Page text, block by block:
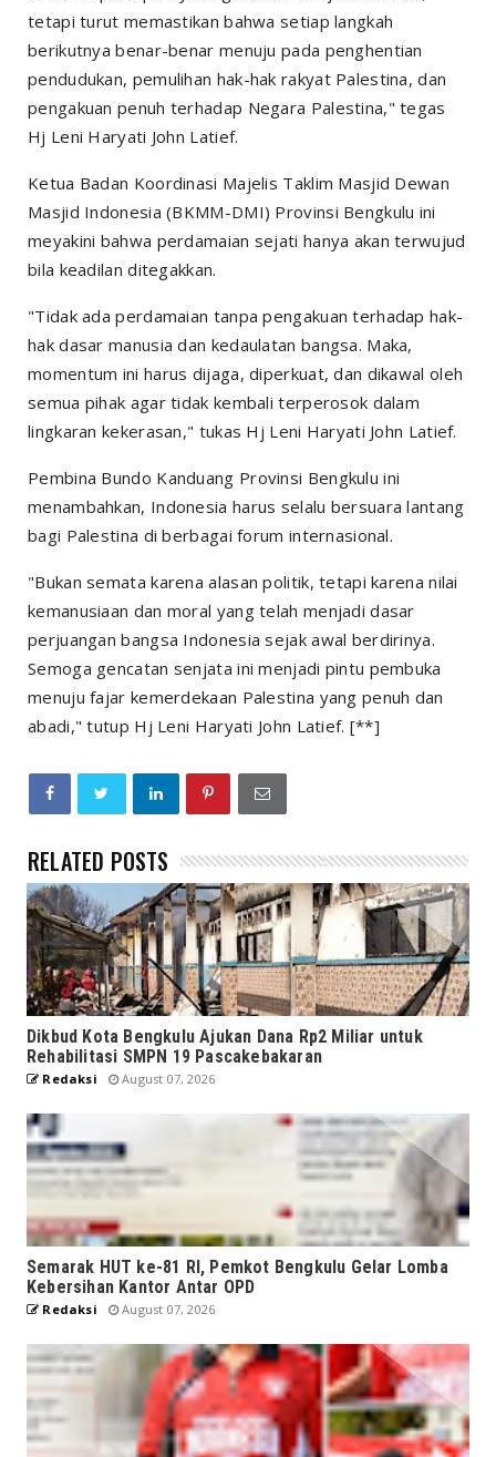
tetapi turut memastikan bahwa setiap langkah
berikutnya benar-benar menuju pada penghentian
pendudukan, pemulihan hak-hak rakyat Palestina, dan
pengakuan penuh terhadap Negara Palestina," tegas
Hj Leni Haryati John Latief.
Ketua Badan Koordinasi Majelis Taklim Masjid Dewan
Masjid Indonesia (BKMM-DMI) Provinsi Bengkulu ini
meyakini bahwa perdamaian sejati hanya akan terwujud
bila keadilan ditegakkan.
"Tidak ada perdamaian tanpa pengakuan terhadap hak-
hak dasar manusia dan kedaulatan bangsa. Maka,
momentum ini harus dijaga, diperkuat, dan dikawal oleh
semua pihak agar tidak kembali terperosok dalam
lingkaran kekerasan," tukas Hj Leni Haryati John Latief.
Pembina Bundo Kanduang Provinsi Bengkulu ini
menambahkan, Indonesia harus selalu bersuara lantang
bagi Palestina di berbagai forum internasional.
"Bukan semata karena alasan politik, tetapi karena nilai
kemanusiaan dan moral yang telah menjadi dasar
perjuangan bangsa Indonesia sejak awal berdirinya.
Semoga gencatan senjata ini menjadi pintu pembuka
menuju fajar kemerdekaan Palestina yang penuh dan
abadi," tutup Hj Leni Haryati John Latief. [**]
RELATED POSTS
Dikbud Kota Bengkulu Ajukan Dana Rp2 Miliar untuk
Rehabilitasi SMPN 19 Pascakebakaran
Redaksi August 07, 2026
Semarak HUT ke-81 RI, Pemkot Bengkulu Gelar Lomba
Kebersihan Kantor Antar OPD
Redaksi August 07, 2026